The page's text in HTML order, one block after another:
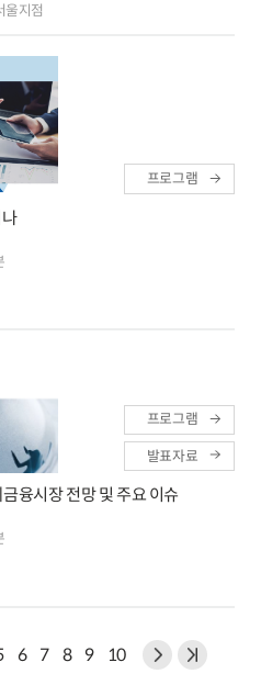
울지점
프로그램
융시장 전망 및 주요 이슈
프로그램
발표자료
6 7 8 9 10